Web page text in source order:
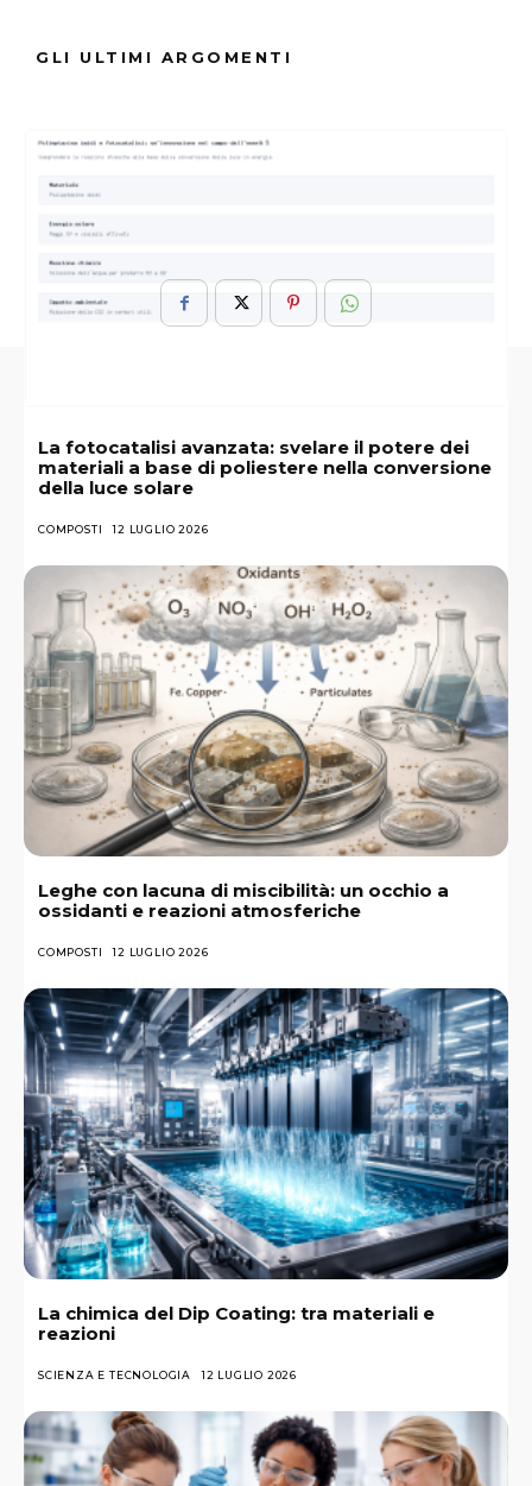
ARGOMENTI : Acido 3-Idrossibutirrico
Fosfolipidi
Nucleoproteine
GLI ULTIMI ARGOMENTI
La fotocatalisi avanzata: svelare il potere dei
materiali a base di poliestere nella conversione
della luce solare
COMPOSTI 12 LUGLIO 2026
Leghe con lacuna di miscibilità: un occhio a
ossidanti e reazioni atmosferiche
COMPOSTI 12 LUGLIO 2026
La chimica del Dip Coating: tra materiali e
reazioni
SCIENZA E TECNOLOGIA 12 LUGLIO 2026